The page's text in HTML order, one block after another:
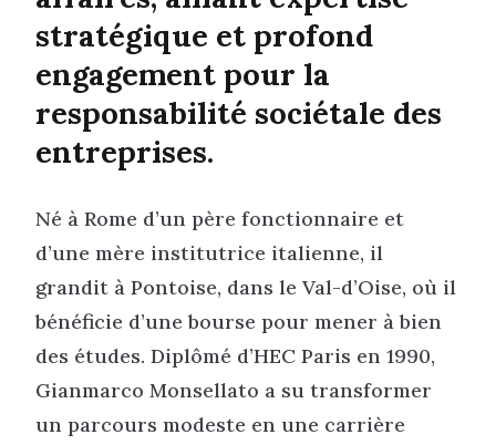
stratégique et profond
engagement pour la
responsabilité sociétale des
entreprises.
Né à Rome d’un père fonctionnaire et
d’une mère institutrice italienne, il
grandit à Pontoise, dans le Val-d’Oise, où il
bénéficie d’une bourse pour mener à bien
des études. Diplômé d’HEC Paris en 1990,
Gianmarco Monsellato a su transformer
un parcours modeste en une carrière